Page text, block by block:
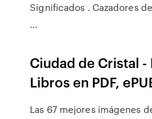
Significados . Cazadores
...
Ciudad de Cristal -
Libros en PDF,
Las 67 mejores imágenes